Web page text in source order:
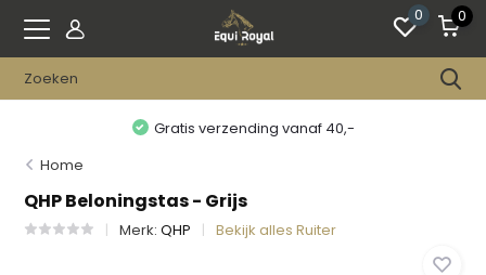
0 0
Gratis verzending vanaf 40,-
Home
QHP Beloningstas - Grijs
Merk:QHP Bekijk alles Ruiter